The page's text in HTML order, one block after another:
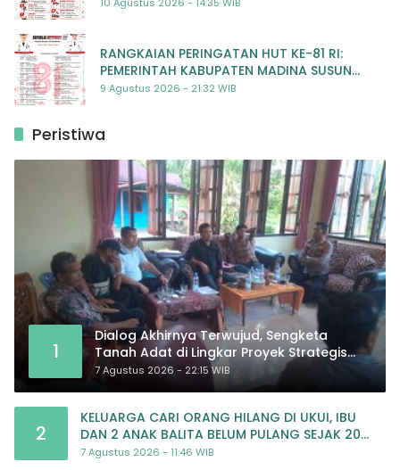
RANGKAIAN PERINGATAN HUT KE-81 RI:
PEMERINTAH KABUPATEN MADINA SUSUN
RENCANA KEGIATAN MERIAH DAN BERMAKNA
9 Agustus 2026 - 21:32 WIB
Peristiwa
1
Dialog Akhirnya Terwujud, Sengketa
Tanah Adat di Lingkar Proyek Strategis
Nasional Memasuki Babak Baru
7 Agustus 2026 - 22:15 WIB
2
KELUARGA CARI ORANG HILANG DI UKUI, IBU
DAN 2 ANAK BALITA BELUM PULANG SEJAK 20
JULI 2026
7 Agustus 2026 - 11:46 WIB